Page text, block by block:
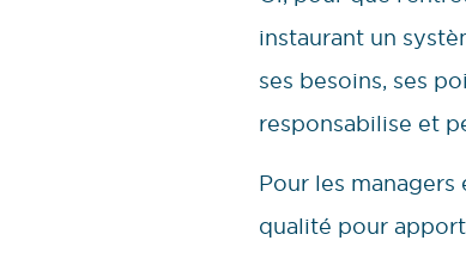
instaurant un
ses besoins, ses
responsabilise et
Pour les
qualité pour